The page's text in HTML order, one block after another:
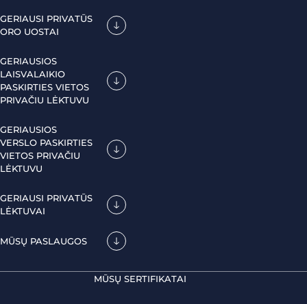
GERIAUSI PRIVATŪS
ORO UOSTAI
GERIAUSIOS
LAISVALAIKIO
PASKIRTIES VIETOS
PRIVAČIU LĖKTUVU
GERIAUSIOS
VERSLO PASKIRTIES
VIETOS PRIVAČIU
LĖKTUVU
GERIAUSI PRIVATŪS
LĖKTUVAI
MŪSŲ PASLAUGOS
MŪSŲ SERTIFIKATAI